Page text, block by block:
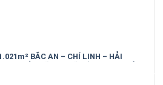
BẮC AN – CHÍ LINH – HẢI